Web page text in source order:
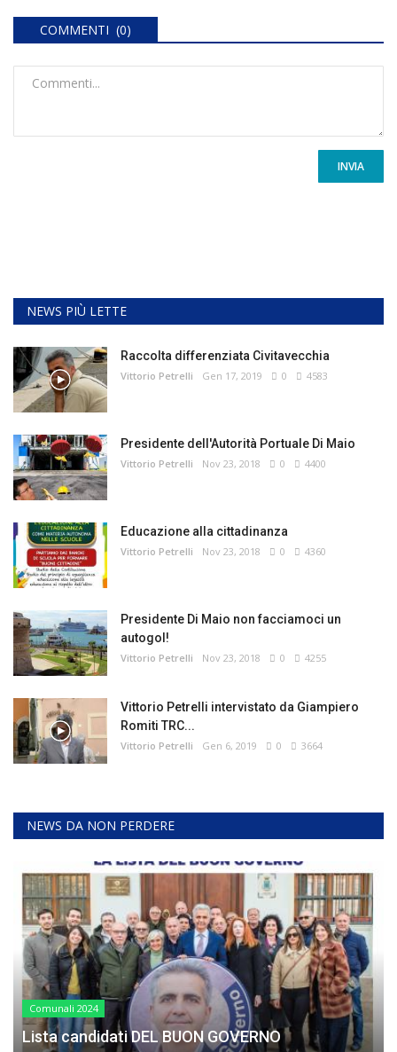
COMMENTI (0)
INVIA
NEWS PIÙ LETTE
Raccolta differenziata Civitavecchia
Vittorio Petrelli Gen 17, 2019 0 4583
Presidente dell'Autorità Portuale Di Maio
Vittorio Petrelli Nov 23, 2018 0 4400
Educazione alla cittadinanza
Vittorio Petrelli Nov 23, 2018 0 4360
Presidente Di Maio non facciamoci un
autogol!
Vittorio Petrelli Nov 23, 2018 0 4255
Vittorio Petrelli intervistato da Giampiero
Romiti TRC...
Vittorio Petrelli Gen 6, 2019 0 3664
NEWS DA NON PERDERE
Comunali 2024
Lista candidati DEL BUON GOVERNO